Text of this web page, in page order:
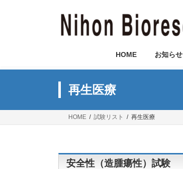
HOME お知らせ
再生医療
HOME 試験リスト 再生医療
安全性（造腫瘍性）試験